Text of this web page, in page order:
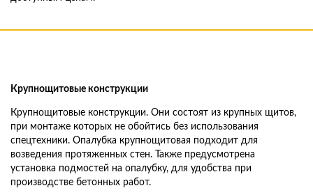
Крупнощитовые конструкции
Крупнощитовые конструкции. Они состоят из крупных щитов,
при монтаже которых не обойтись без использования
спецтехники. Опалубка крупнощитовая подходит для
возведения протяженных стен. Также предусмотрена
установка подмостей на опалубку, для удобства при
производстве бетонных работ.